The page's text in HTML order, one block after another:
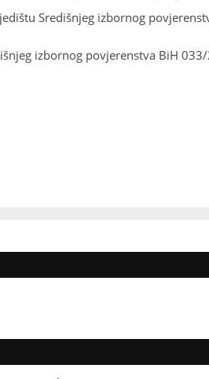
Središnjeg izbornog
izbornog povjerenstva BiH